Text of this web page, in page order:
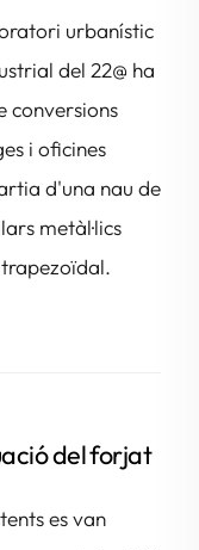
urbanístic
del 22@ ha
conversions
i oficines
d'una nau de
metàl·lics
del forjat
es van